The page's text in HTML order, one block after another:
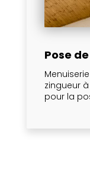
Pose
zingueur
pour la